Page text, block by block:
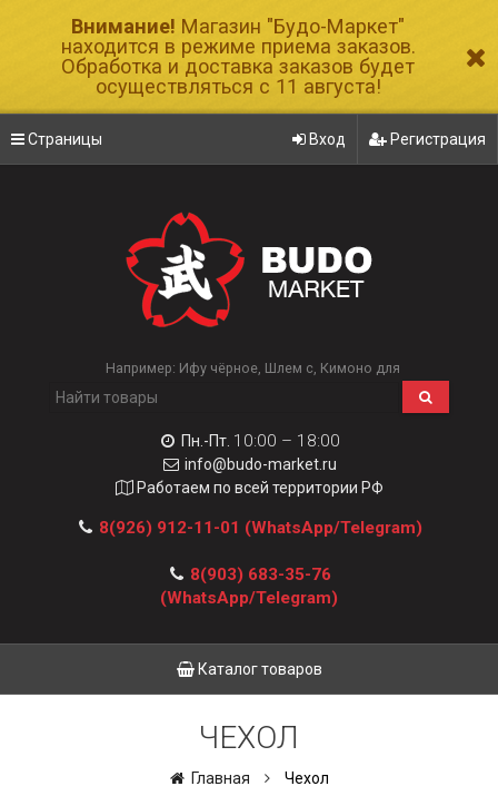
Внимание! Магазин "Будо-Маркет"
находится в режиме приема заказов.
Обработка и доставка заказов будет
осуществляться с 11 августа!
Страницы Вход Регистрация
Например: Ифу чёрное Шлем с Кимоно для
Пн.-Пт. 10:00 – 18:00
info@budo-market.ru
Работаем по всей территории РФ
8(926) 912-11-01 (WhatsApp/Telegram)
8(903) 683-35-76
(WhatsApp/Telegram)
Каталог товаров
ЧЕХОЛ
Главная Чехол